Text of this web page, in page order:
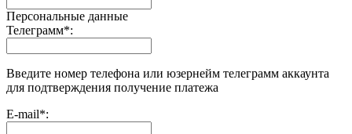
Персональные данные
Телеграмм*:
Введите номер телефона или юзернейм телеграмм аккаунта
для подтверждения получение платежа
E-mail*: